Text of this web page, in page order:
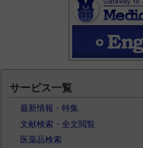
サービス一覧
最新情報・特集
文献検索・全文閲覧
医薬品検索